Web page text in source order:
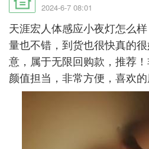
2024-6-7 08:01
天涯宏人体感应小夜灯怎么
量也不错，到货也很快真的
意，属于无限回购款，推荐
颜值担当，非常方便，喜欢的